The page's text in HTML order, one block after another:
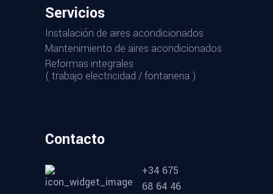
Servicios
Instalación de aires acondicionados
Mantenimiento de aires acondicionados
Reformas integrales
( trabajo electricidad / fontaneria )
Contacto
+34 675
68 64 46